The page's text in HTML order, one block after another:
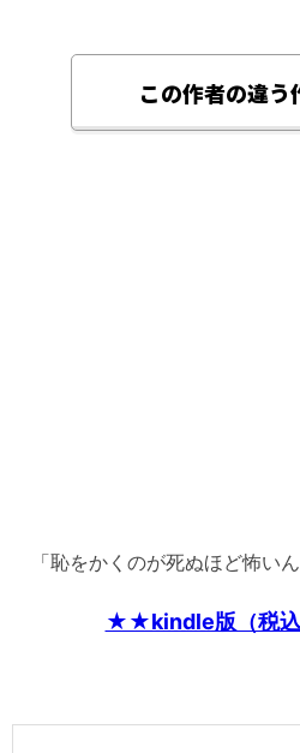
この作者の違う
「恥をかくのが死ぬほど怖い
★★kindle版（税